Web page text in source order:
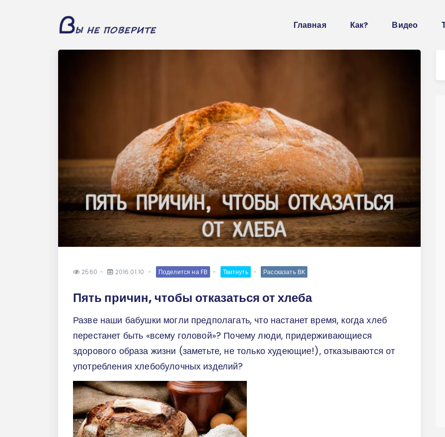
Главная Как? Видео
2560 2016.01.10 Поделится на FB Твитнуть Рассказать ВК
Пять причин, чтобы отказаться от хлеба
Разве наши бабушки могли предполагать, что настанет время, когда хлеб
перестанет быть «всему головой»? Почему люди, придерживающиеся
здорового образа жизни (заметьте, не только худеющие!), отказываются от
употребления хлебобулочных изделий?